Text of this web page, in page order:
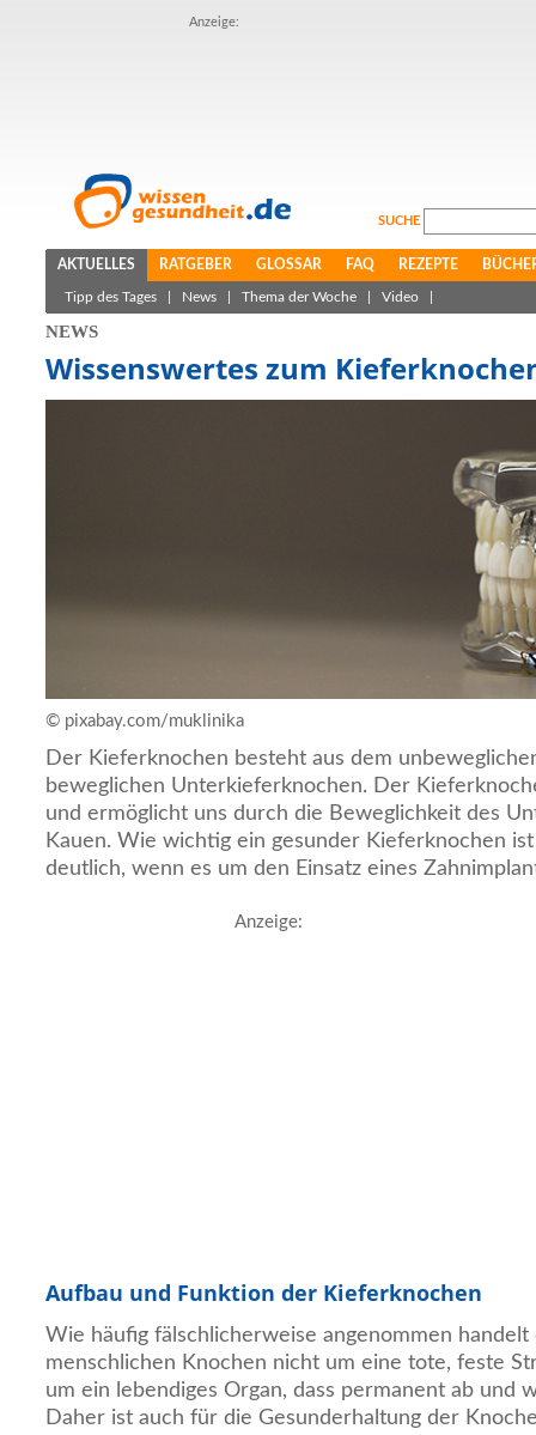
Anzeige:
SUCHE
AKTUELLES RATGEBER GLOSSAR FAQ REZEPTE
Tipp des Tages News Thema der Woche Video
NEWS
Wissenswertes zum
© pixabay.com/muklinika
Der Kieferknochen besteht aus dem
beweglichen Unterkieferknochen. Der
und ermöglicht uns durch die Beweglichkeit des
Kauen. Wie wichtig ein gesunder Kieferknochen
deutlich, wenn es um den Einsatz eines
Anzeige:
Aufbau und Funktion der Kieferknochen
Wie häufig fälschlicherweise angenommen handelt
menschlichen Knochen nicht um eine tote, feste
um ein lebendiges Organ, dass permanent ab und
Daher ist auch für die Gesunderhaltung der